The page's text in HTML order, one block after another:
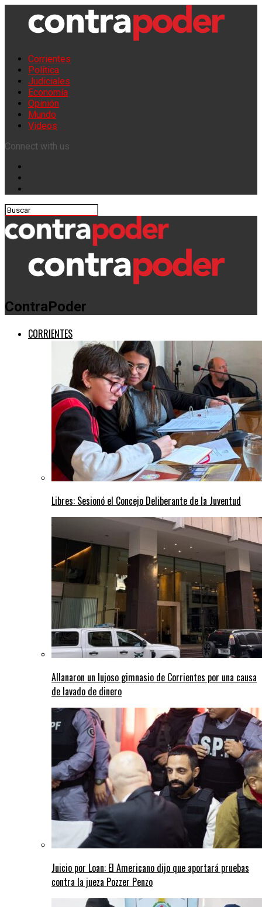
Corrientes
Política
Judiciales
Economía
Opinión
Mundo
Videos
Connect with us
ContraPoder
CORRIENTES
Libres: Sesionó el Concejo Deliberante de la Juventud
Allanaron un lujoso gimnasio de Corrientes por una causa
de lavado de dinero
Juicio por Loan: El Americano dijo que aportará pruebas
contra la jueza Pozzer Penzo